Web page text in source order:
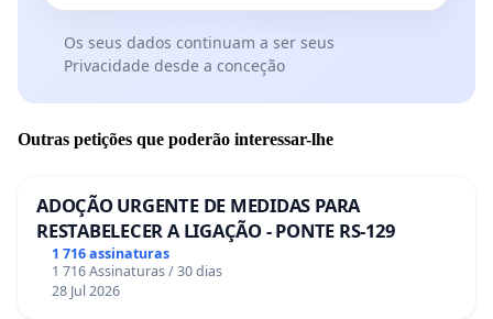
Os seus dados continuam a ser seus
Privacidade desde a conceção
Outras petições que poderão interessar-lhe
ADOÇÃO URGENTE DE MEDIDAS PARA
RESTABELECER A LIGAÇÃO - PONTE RS-129
1 716 assinaturas
1 716 Assinaturas / 30 dias
28 Jul 2026